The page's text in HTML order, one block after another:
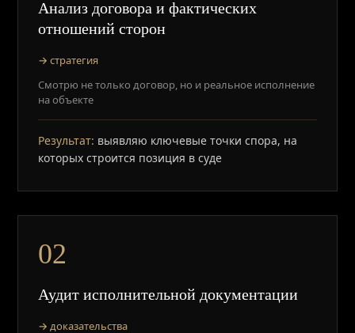
Анализ договора и фактических
отношений сторон
→ стратегия
Смотрю не только договор, но и реальное исполнение
на объекте
Результат: выявляю ключевые точки спора, на
которых строится позиция в суде
02
Аудит исполнительной документации
→ доказательства